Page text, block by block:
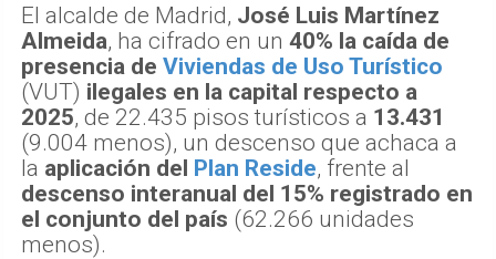
El alcalde de Madrid, José Luis Martínez
Almeida, ha cifrado en un 40% la caída de
presencia de Viviendas de Uso Turístico
(VUT) ilegales en la capital respecto a
2025, de 22.435 pisos turísticos a 13.431
(9.004 menos), un descenso que achaca a
la aplicación del Plan Reside, frente al
descenso interanual del 15% registrado en
el conjunto del país (62.266 unidades
menos).